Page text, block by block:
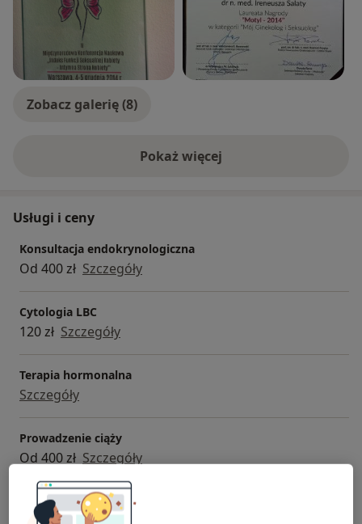
Ginekolog i Seksuolog” na II Międzynarodowej
Konferencji - Indeks Funkcji Seksualnej Kobiety.
Zobacz galerię (8)
Pokaż więcejo doświadczeniu
Usługi i ceny
Konsultacja endokrynologiczna
Od 400 zł Szczegóły
Cytologia LBC
120 zł Szczegóły
Terapia hormonalna
Szczegóły
Prowadzenie ciąży
Od 400 zł Szczegóły
Pakiet cytologia LBC + HPV pobierany w czasie wizyty
ginekologicznej